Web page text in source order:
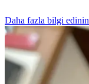
Daha fazla bilgi edinin